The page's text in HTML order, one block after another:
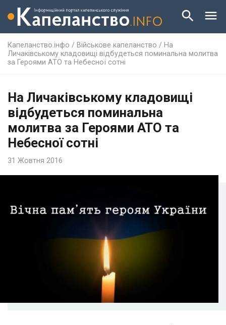
Капеланство.інфо / Військове капеланство / На
Личаківському кладовищі відбудеться поминальна молитва
за Героями АТО та Небесної сотні
На Личаківському кладовищі
відбудеться поминальна
молитва за Героями АТО та
Небесної сотні
31 Жовтня 2016